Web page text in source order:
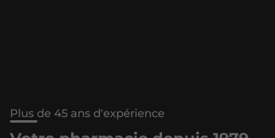
Plus de 45 ans d'expérience